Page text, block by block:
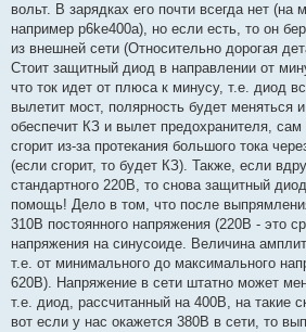
вольт. В зарядках его почти всегда нет (на
например p6ke400a), но если есть, то он
из внешней сети (Относительно дорогая
Стоит защитный диод в направлении от
что ток идет от плюса к минусу, т.е. диод
вылетит мост, полярность будет меняться
обеспечит КЗ и вылет предохранителя, сам
сгорит из-за протекания большого тока
(если сгорит, то будет КЗ). Также, если
стандартного 220В, то снова защитный
помощь! Дело в том, что после
310В постоянного напряжения (220В - это
напряжения на синусоиде. Величина
т.е. от минимального до максимального
620В). Напряжение в сети штатно может
т.е. диод, рассчитанный на 400В, на такие
вот если у нас окажется 380В в сети, то